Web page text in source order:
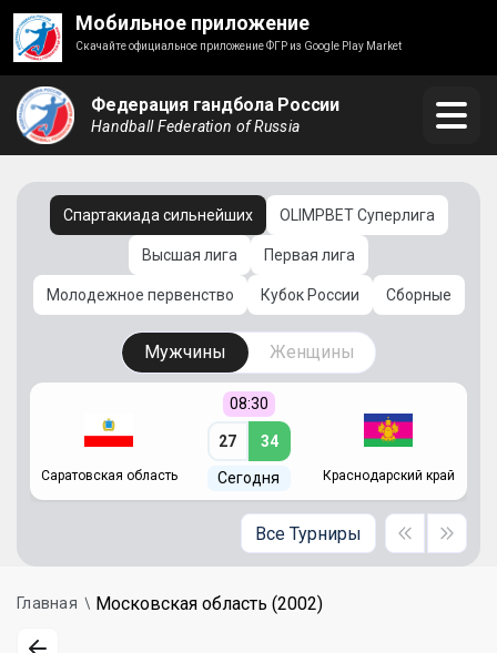
Мобильное приложение
Скачайте официальное приложение ФГР из Google Play Market
Федерация гандбола России
Handball Federation of Russia
Спартакиада сильнейших OLIMPBET Суперлига
Высшая лига Первая лига
Молодежное первенство Кубок России Сборные
Мужчины Женщины
Саратовская область
08:30
27 34
Сегодня Краснодарский край
Все Турниры
Главная Московская область (2002)